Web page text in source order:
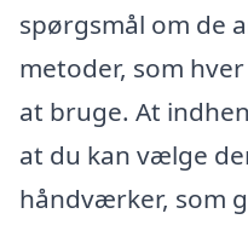
spørgsmål om de
metoder, som
at bruge. At
at du kan vælge
håndværker, som